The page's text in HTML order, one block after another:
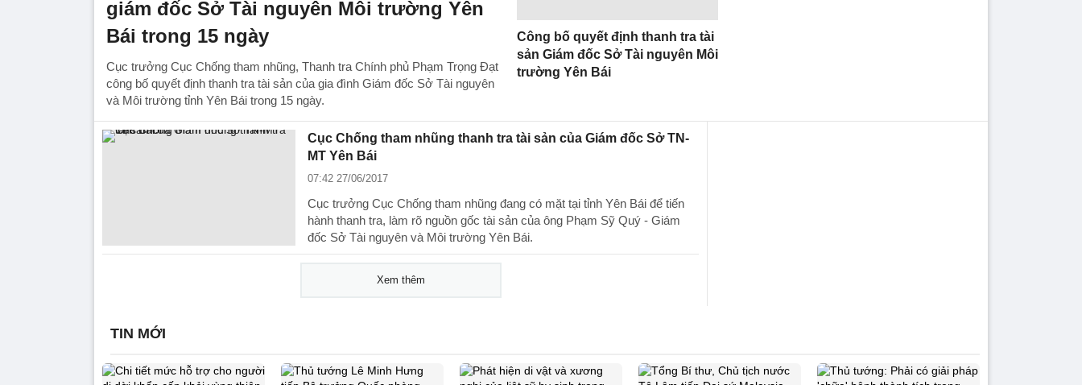
giám đốc Sở Tài nguyên Môi trường Yên
Bái trong 15 ngày
Cục trưởng Cục Chống tham nhũng, Thanh tra Chính phủ Phạm Trọng Đạt
công bố quyết định thanh tra tài sản của gia đình Giám đốc Sở Tài nguyên
và Môi trường tỉnh Yên Bái trong 15 ngày.
Công bố quyết định thanh tra tài
sản Giám đốc Sở Tài nguyên Môi
trường Yên Bái
Cục Chống tham nhũng thanh tra tài sản của Giám đốc Sở TN-
MT Yên Bái
07:42 27/06/2017
Cục trưởng Cục Chống tham nhũng đang có mặt tại tỉnh Yên Bái để tiến
hành thanh tra, làm rõ nguồn gốc tài sản của ông Phạm Sỹ Quý - Giám
đốc Sở Tài nguyên và Môi trường Yên Bái.
Xem thêm
TIN MỚI